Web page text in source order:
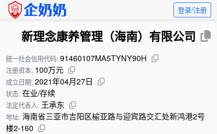
登录/注册
新理念康养管理（海南）有限公司
统一社会信用代码: 91460107MA5TYNY90H
注册资本: 100万元
成立日期: 2021年04月27日
状态: 在业/存续
法定代表人: 王承东
地址: 海南省三亚市吉阳区榆亚路与迎宾路交汇处新鸿港2号
楼2-160